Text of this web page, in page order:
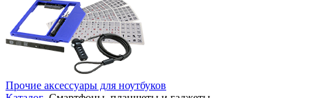
Прочие аксессуары для ноутбуков